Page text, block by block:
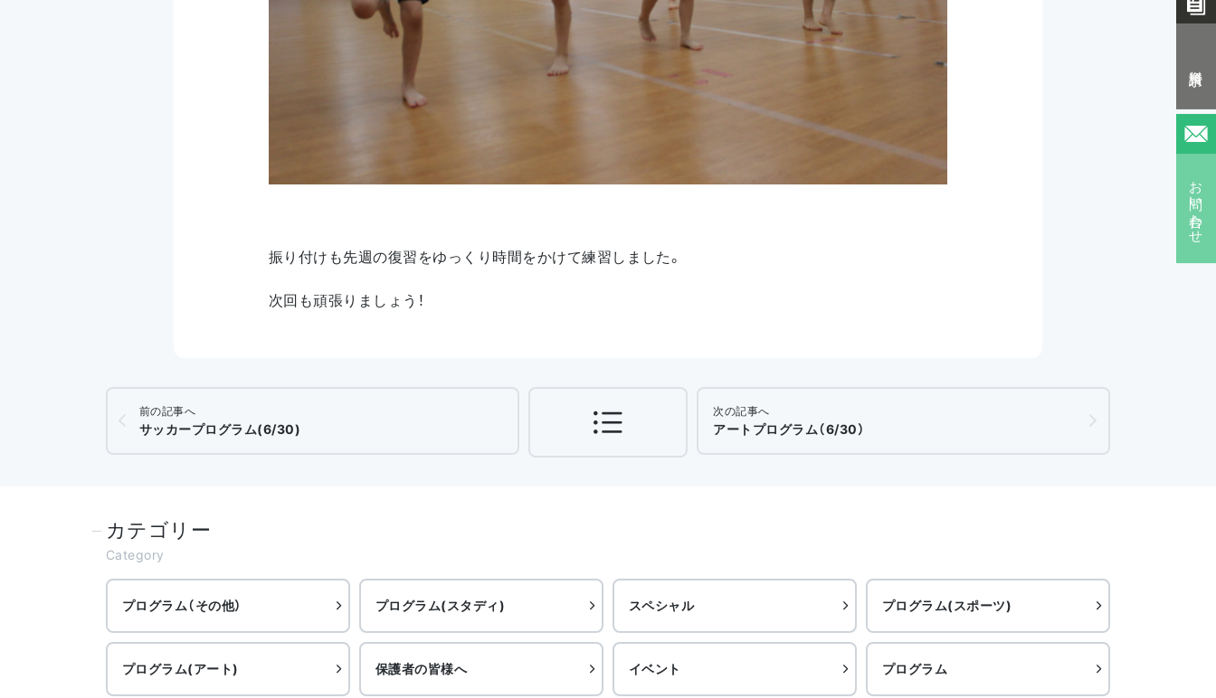
お問い合わせ
振り付けも先週の復習をゆっくり時間をかけて練習しました。
次回も頑張りましょう！
前の記事へ
サッカープログラム(6/30)
次の記事へ
アートプログラム（6/30）
カテゴリー
Category
プログラム（その他） プログラム(スタディ) スペシャル プログラム(スポーツ)
プログラム(アート) 保護者の皆様へ イベント プログラム